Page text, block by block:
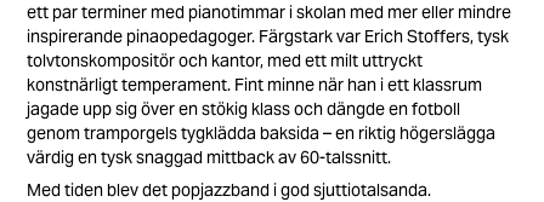
ett par terminer med pianotimmar i skolan med mer eller mindre
inspirerande pinaopedagoger. Färgstark var Erich Stoffers, tysk
tolvtonskompositör och kantor, med ett milt uttryckt
konstnärligt temperament. Fint minne när han i ett klassrum
jagade upp sig över en stökig klass och dängde en fotboll
genom tramporgels tygklädda baksida – en riktig högerslägga
värdig en tysk snaggad mittback av 60-talssnitt.
Med tiden blev det popjazzband i god sjuttiotalsanda.